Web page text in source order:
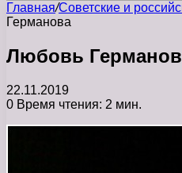
Главная/Советские и
Германова
Любовь
22.11.2019
0 Время чтения: 2 мин.